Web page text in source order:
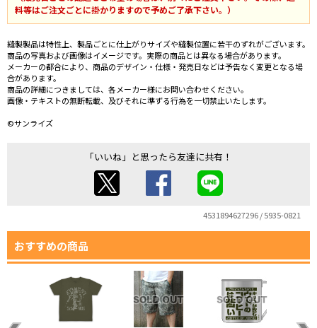
料等はご注文ごとに掛かりますので予めご了承下さい。）
縫製製品は特性上、製品ごとに仕上がりサイズや縫製位置に若干のずれがございます。
商品の写真および画像はイメージです。実際の商品とは異なる場合があります。
メーカーの都合により、商品のデザイン・仕様・発売日などは予告なく変更となる場
合があります。
商品の詳細につきましては、各メーカー様にお問い合わせください。
画像・テキストの無断転載、及びそれに準ずる行為を一切禁止いたします。
©サンライズ
「いいね」と思ったら友達に共有！
4531894627296 / 5935-0821
おすすめの商品